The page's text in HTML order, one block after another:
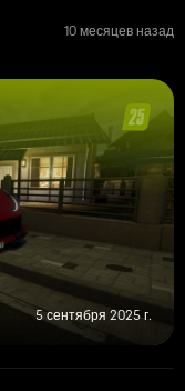
10 месяцев назад
5 сентября 2025 г.